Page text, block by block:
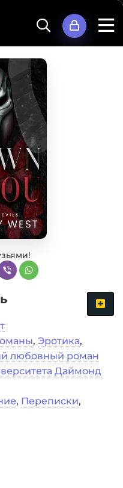
, Эротика,
любовный роман
Даймонд
, Переписки,